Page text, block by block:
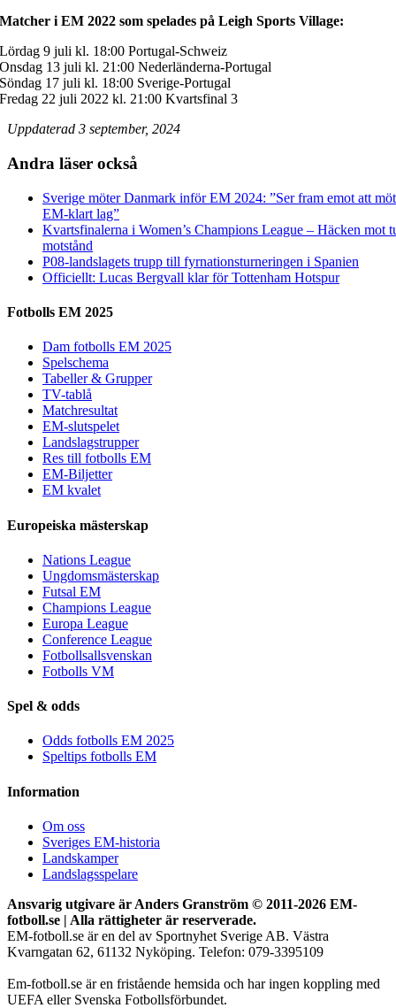
Matcher i EM 2022 som spelades på Leigh Sports Village:
Lördag 9 juli kl. 18:00 Portugal-Schweiz
Onsdag 13 juli kl. 21:00 Nederländerna-Portugal
Söndag 17 juli kl. 18:00 Sverige-Portugal
Fredag 22 juli 2022 kl. 21:00 Kvartsfinal 3
Uppdaterad 3 september, 2024
Andra läser också
Sverige möter Danmark inför EM 2024: ”Ser fram emot att
EM-klart lag”
Kvartsfinalerna i Women’s Champions League – Häcken mot
motstånd
P08-landslagets trupp till fyrnationsturneringen i Spanien
Officiellt: Lucas Bergvall klar för Tottenham Hotspur
Fotbolls EM 2025
Dam fotbolls EM 2025
Spelschema
Tabeller & Grupper
TV-tablå
Matchresultat
EM-slutspelet
Landslagstrupper
Res till fotbolls EM
EM-Biljetter
EM kvalet
Europeiska mästerskap
Nations League
Ungdomsmästerskap
Futsal EM
Champions League
Europa League
Conference League
Fotbollsallsvenskan
Fotbolls VM
Spel & odds
Odds fotbolls EM 2025
Speltips fotbolls EM
Information
Om oss
Sveriges EM-historia
Landskamper
Landslagsspelare
Ansvarig utgivare är Anders Granström © 2011-2026 EM-
fotboll.se | Alla rättigheter är reserverade.
EM-fotboll.se är en del av Sportnyhet Sverige AB. Västra
Kvarngatan 62, 61132 Nyköping. Telefon: 079-3395109
Em-fotboll.se är en fristående hemsida och har ingen koppling med
UEFA eller Svenska Fotbollsförbundet.